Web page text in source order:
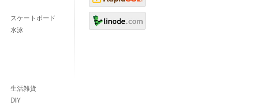
スケートボード
水泳
生活雑貨
DIY